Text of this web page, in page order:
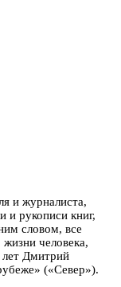
и журналиста,
и рукописи книг,
словом, все
человека,
лет Дмитрий
(«Север»).